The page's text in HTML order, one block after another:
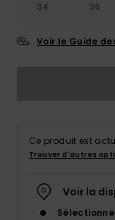
34 36
Voir le Guide
Ce produit est
Trouver d'autres
Voir la